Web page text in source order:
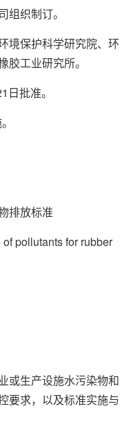
织制订。
保护科学研究院、环
工业研究所。
批准。
排放标准
pollutants for rubber
生产设施水污染物和
要求，以及标准实施与